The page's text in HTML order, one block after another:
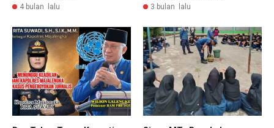
4 bulan lalu 3 bulan lalu